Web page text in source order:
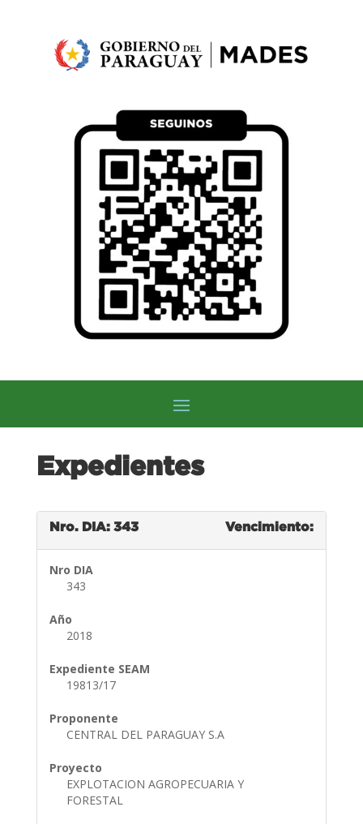
Expedientes
Nro. DIA: 343 Vencimiento:
Nro DIA
343
Año
2018
Expediente SEAM
19813/17
Proponente
CENTRAL DEL PARAGUAY S.A
Proyecto
EXPLOTACION AGROPECUARIA Y
FORESTAL